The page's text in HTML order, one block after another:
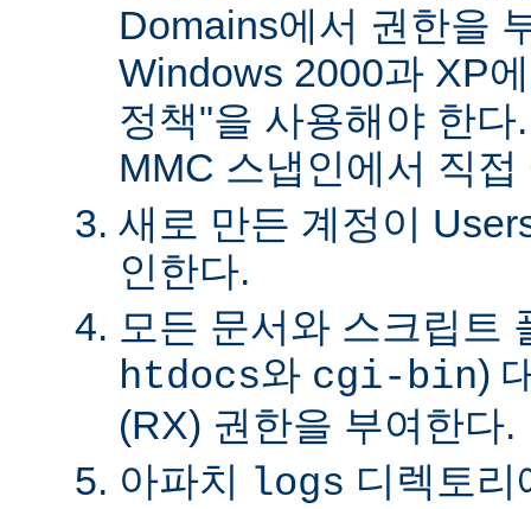
Domains에서 권한을
Windows 2000과 XP
정책"을 사용해야 한
MMC 스냅인에서 직
새로 만든 계정이
인한다.
모든 문서와 스크립트
htdocs와 cgi-bin)
(RX) 권한을 부여한다.
아파치 logs 디렉토리